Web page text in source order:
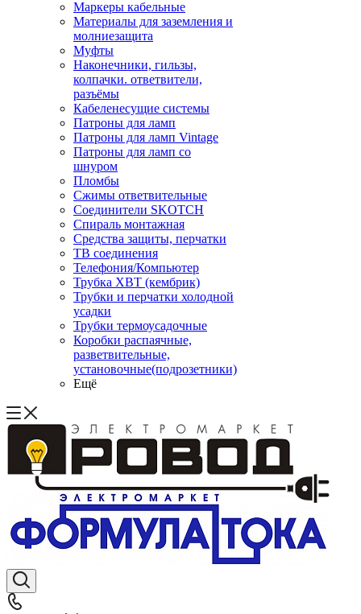
Маркеры кабельные
Материалы для заземления и
молниезащита
Муфты
Наконечники, гильзы,
колпачки. ответвители,
разъёмы
Кабеленесущие системы
Патроны для ламп
Патроны для ламп Vintage
Патроны для ламп со
шнуром
Пломбы
Сжимы ответвительные
Соединители SKOTCH
Спираль монтажная
Средства защиты, перчатки
ТВ соединения
Телефония/Компьютер
Трубка ХВТ (кембрик)
Трубки и перчатки холодной
усадки
Трубки термоусадочные
Коробки распаячные,
разветвительные,
установочные(подрозетники)
Ещё